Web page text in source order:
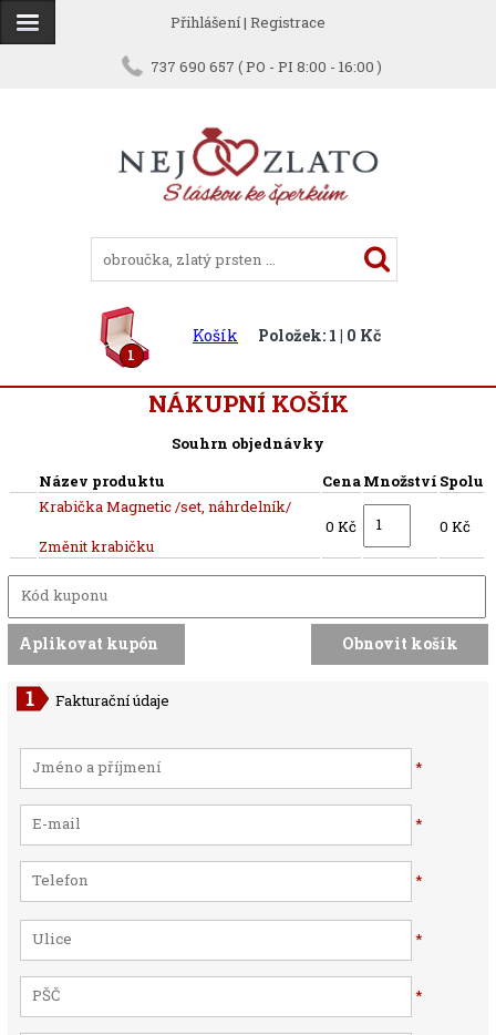
Přihlášení| Registrace
737 690 657 ( PO - PI 8:00 - 16:00 )
1
Košík Položek: 1 | 0 Kč
NÁKUPNÍ KOŠÍK
Souhrn objednávky
Název produktu
CenaMnožství Spolu
Krabička Magnetic /set, náhrdelník/
Změnit krabičku
0 Kč 0 Kč
Fakturační údaje
*
*
*
*
*